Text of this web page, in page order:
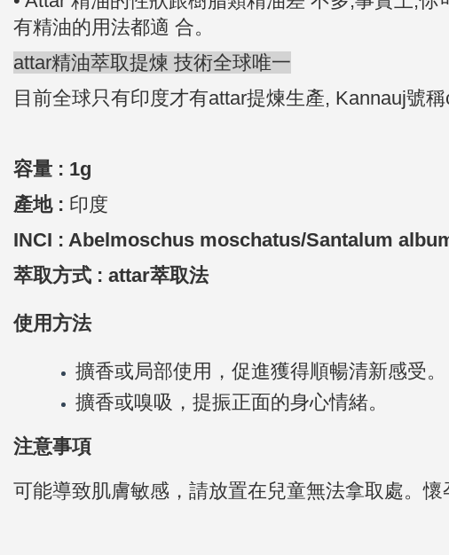
有精油的用法都適 合。
attar精油萃取提煉 技術全球唯一
目前全球只有印度才有attar提煉生產, Kannauj號稱
容量 : 1g
產地 : 印度
INCI : Abelmoschus moschatus/Santalum
萃取方式 : attar萃取法
使用方法
擴香或局部使用，促進獲得順暢清新感受。
擴香或嗅吸，提振正面的身心情緒。
注意事項
可能導致肌膚敏感，請放置在兒童無法拿取處。